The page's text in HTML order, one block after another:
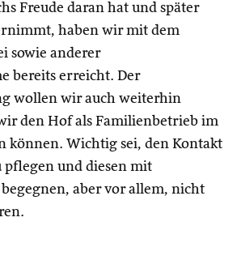
Freude daran hat und später
haben wir mit dem
sowie anderer
bereits erreicht. Der
wollen wir auch weiterhin
den Hof als Familienbetrieb im
können. Wichtig sei, den Kontakt
pflegen und diesen mit
aber vor allem, nicht